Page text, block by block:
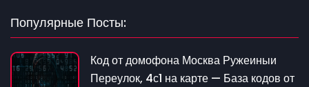
Популярные Посты:
Код от домофона Москва Ружеиныи
Переулок, 4с1 на карте — База кодов от